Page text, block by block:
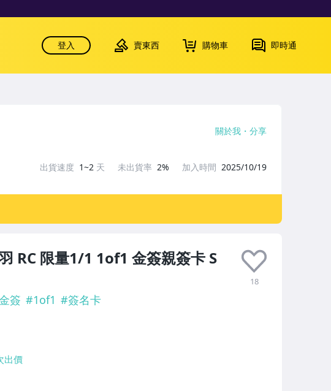
登入 賣東西 購物車 即時通
RC 限量1/1 1of1 金簽親簽卡 S
18
簽 #1of1 #簽名卡
出價
關於我 分享
出貨速度 1~2 天 未出貨率 2% 加入時間 2025/10/19